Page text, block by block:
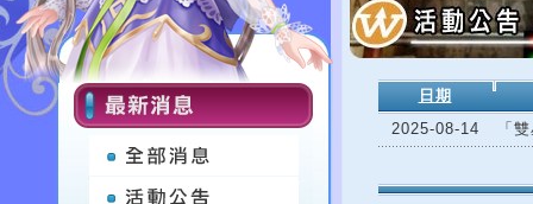
日期
2025-08-14
「